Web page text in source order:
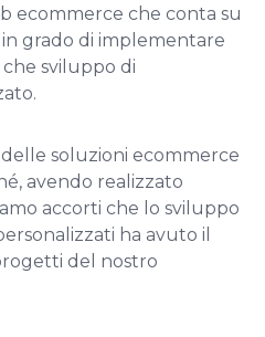
ecommerce che conta su
grado di implementare
sviluppo di
soluzioni ecommerce
avendo realizzato
accorti che lo sviluppo
ha avuto il
del nostro